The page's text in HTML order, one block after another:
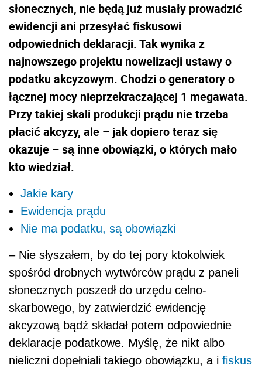
słonecznych, nie będą już musiały prowadzić
ewidencji ani przesyłać fiskusowi
odpowiednich deklaracji. Tak wynika z
najnowszego projektu nowelizacji ustawy o
podatku akcyzowym. Chodzi o generatory o
łącznej mocy nieprzekraczającej 1 megawata.
Przy takiej skali produkcji prądu nie trzeba
płacić akcyzy, ale – jak dopiero teraz się
okazuje – są inne obowiązki, o których mało
kto wiedział.
Jakie kary
Ewidencja prądu
Nie ma podatku, są obowiązki
– Nie słyszałem, by do tej pory ktokolwiek
spośród drobnych wytwórców prądu z paneli
słonecznych poszedł do urzędu celno-
skarbowego, by zatwierdzić ewidencję
akcyzową bądź składał potem odpowiednie
deklaracje podatkowe. Myślę, że nikt albo
nieliczni dopełniali takiego obowiązku, a i fiskus